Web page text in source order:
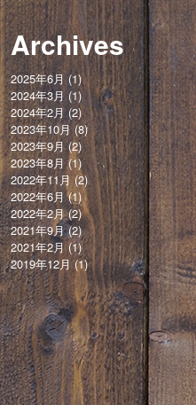
Archives
2025年6月 (1)
2024年3月(1)
2024年2月(2)
2023年10月(8)
2023年9月(2)
2023年8月(1)
2022年11月(2)
2022年6月(1)
2022年2月(2)
2021年9月(2)
2021年2月(1)
2019年12月(1)